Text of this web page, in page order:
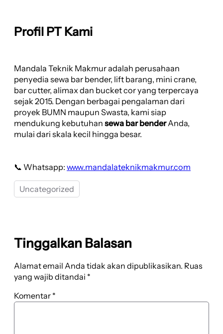
Profil PT Kami
Mandala Teknik Makmur adalah perusahaan
penyedia sewa bar bender, lift barang, mini crane,
bar cutter, alimax dan bucket cor yang terpercaya
sejak 2015. Dengan berbagai pengalaman dari
proyek BUMN maupun Swasta, kami siap
mendukung kebutuhan sewa bar benderAnda,
mulai dari skala kecil hingga besar.
📞 Whatsapp: www.mandalateknikmakmur.com
Uncategorized
Tinggalkan Balasan
Alamat email Anda tidak akan dipublikasikan. Ruas
yang wajib ditandai *
Komentar *